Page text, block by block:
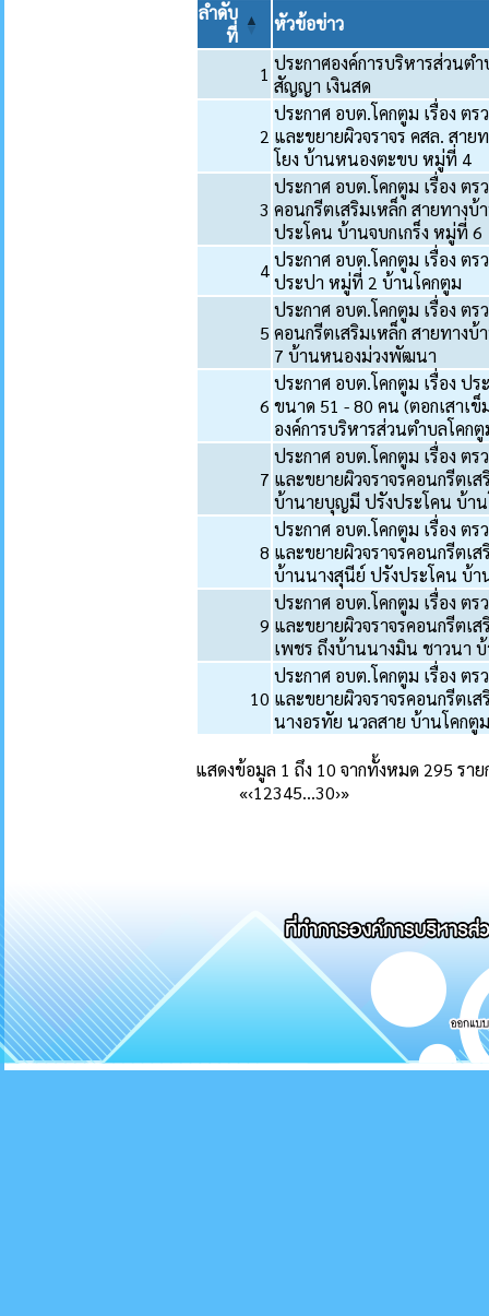
ลำดับ
ที่
หัวข้อข่าว
1 ประกาศองค์การบริหารส่วนต
สัญญา เงินสด
2
ประกาศ อบต.โคกตูม เรื่อง ต
และขยายผิวจราจร คสล. สาย
โยง บ้านหนองตะขบ หมู่ที่ 4
3
ประกาศ อบต.โคกตูม เรื่อง ต
คอนกรีตเสริมเหล็ก สายทาง
ประโคน บ้านจบกเกร็ง หมู่ที่ 6
4ประกาศ อบต.โคกตูม เรื่อง ต
ประปา หมู่ที่ 2 บ้านโคกตูม
5
ประกาศ อบต.โคกตูม เรื่อง ตร
คอนกรีตเสริมเหล็ก สายทาง
7 บ้านหนองม่วงพัฒนา
6
ประกาศ อบต.โคกตูม เรื่อง ปร
ขนาด 51 - 80 คน (ตอกเสาเ
องค์การบริหารส่วนตำบลโคก
7
ประกาศ อบต.โคกตูม เรื่อง ต
และขยายผิวจราจรคอนกรีตเ
บ้านายบุญมี ปรังประโคน บ้า
8
ประกาศ อบต.โคกตูม เรื่อง ต
และขยายผิวจราจรคอนกรีตเ
บ้านนางสุนีย์ ปรังประโคน บ้
9
ประกาศ อบต.โคกตูม เรื่อง ต
และขยายผิวจราจรคอนกรีตเ
เพชร ถึงบ้านนางมิน ชาวนา
10
ประกาศ อบต.โคกตูม เรื่อง ต
และขยายผิวจราจรคอนกรีตเ
นางอรทัย นวลสาย บ้านโคกตู
แสดงข้อมูล 1 ถึง 10 จากทั้งหมด 295 ราย
«‹12345…30›»